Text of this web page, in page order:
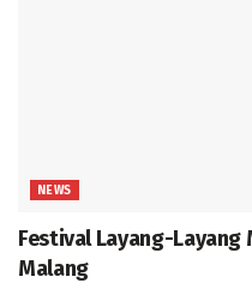
NEWS
Festival Layang-Layang
Malang